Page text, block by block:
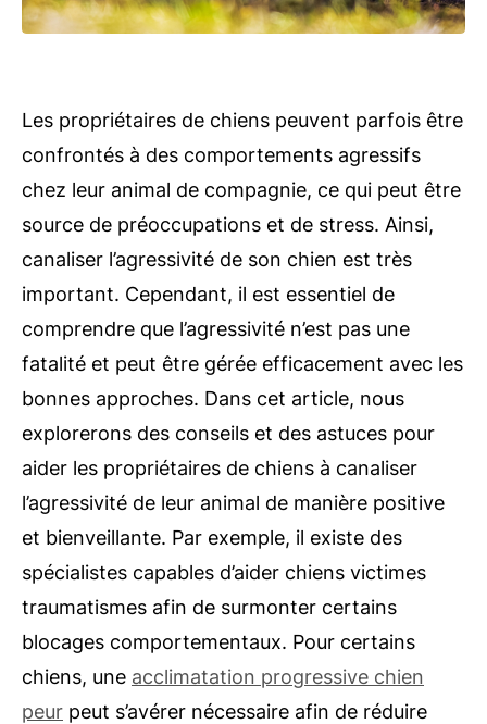
Les propriétaires de chiens peuvent parfois être
confrontés à des comportements agressifs
chez leur animal de compagnie, ce qui peut être
source de préoccupations et de stress. Ainsi,
canaliser l’agressivité de son chien est très
important. Cependant, il est essentiel de
comprendre que l’agressivité n’est pas une
fatalité et peut être gérée efficacement avec les
bonnes approches. Dans cet article, nous
explorerons des conseils et des astuces pour
aider les propriétaires de chiens à canaliser
l’agressivité de leur animal de manière positive
et bienveillante. Par exemple, il existe des
spécialistes capables d’aider chiens victimes
traumatismes afin de surmonter certains
blocages comportementaux. Pour certains
chiens, une acclimatation progressive chien
peur peut s’avérer nécessaire afin de réduire